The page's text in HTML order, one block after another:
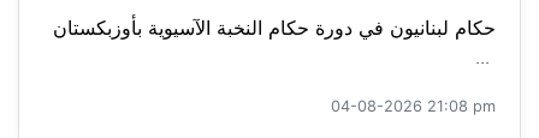
حكام لبنانيون في دورة حكام النخبة الآسيوية بأوزبكستان
...
04-08-2026 21:08 pm